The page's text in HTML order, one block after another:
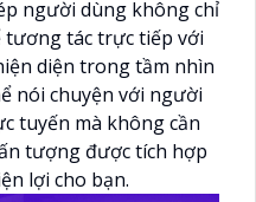
người dùng không chỉ
tương tác trực tiếp với
diện trong tầm nhìn
nói chuyện với người
tuyến mà không cần
tượng được tích hợp
lợi cho bạn.